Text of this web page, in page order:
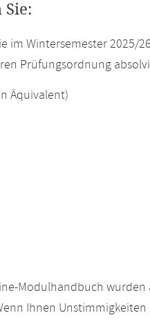
im Wintersemester 2025/
Prüfungsordnung
Äquivalent)
Modulhandbuch
Ihnen